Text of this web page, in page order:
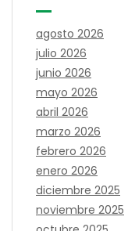
agosto 2026
julio 2026
junio 2026
mayo 2026
abril 2026
marzo 2026
febrero 2026
enero 2026
diciembre 2025
noviembre 2025